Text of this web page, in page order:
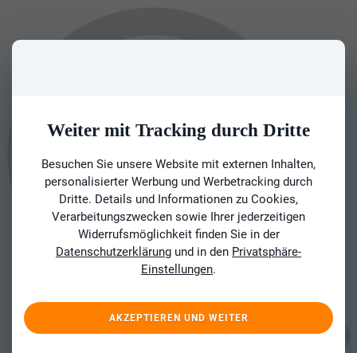
Weiter mit Tracking durch Dritte
Besuchen Sie unsere Website mit externen Inhalten,
personalisierter Werbung und Werbetracking durch
Dritte. Details und Informationen zu Cookies,
Verarbeitungszwecken sowie Ihrer jederzeitigen
Widerrufsmöglichkeit finden Sie in der
Datenschutzerklärung und in den Privatsphäre-
Einstellungen.
AKZEPTIEREN UND WEITER